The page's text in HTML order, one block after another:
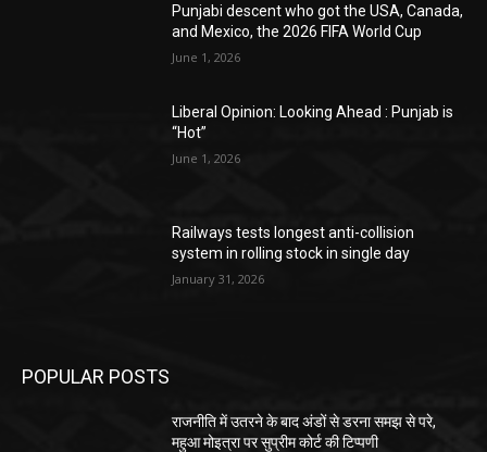
Punjabi descent who got the USA, Canada,
and Mexico, the 2026 FIFA World Cup
June 1, 2026
Liberal Opinion: Looking Ahead : Punjab is
“Hot”
June 1, 2026
Railways tests longest anti-collision
system in rolling stock in single day
January 31, 2026
POPULAR POSTS
राजनीति में उतरने के बाद अंडों से डरना समझ से परे,
महुआ मोइत्रा पर सुप्रीम कोर्ट की टिप्पणी